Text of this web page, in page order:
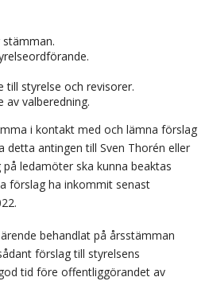
till styrelse och revisorer.
av valberedning.
i kontakt med och lämna förslag
detta antingen till Sven Thorén eller
ledamöter ska kunna beaktas
förslag ha inkommit senast
behandlat på årsstämman
förslag till styrelsens
tid före offentliggörandet av